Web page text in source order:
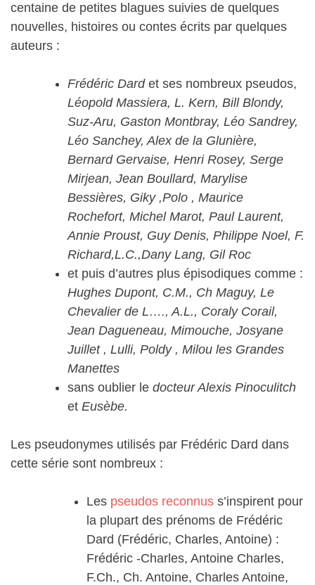
centaine de petites blagues suivies de quelques
nouvelles, histoires ou contes écrits par quelques
auteurs :
Frédéric Dard et ses nombreux pseudos,
Léopold Massiera, L. Kern, Bill Blondy,
Suz-Aru, Gaston Montbray, Léo Sandrey,
Léo Sanchey, Alex de la Glunière,
Bernard Gervaise, Henri Rosey, Serge
Mirjean, Jean Boullard, Marylise
Bessières, Giky ,Polo , Maurice
Rochefort, Michel Marot, Paul Laurent,
Annie Proust, Guy Denis, Philippe Noel, F.
Richard,L.C.,Dany Lang, Gil Roc
et puis d’autres plus épisodiques comme :
Hughes Dupont, C.M., Ch Maguy, Le
Chevalier de L…., A.L., Coraly Corail,
Jean Dagueneau, Mimouche, Josyane
Juillet , Lulli, Poldy , Milou les Grandes
Manettes
sans oublier le docteur Alexis Pinoculitch
et Eusèbe.
Les pseudonymes utilisés par Frédéric Dard dans
cette série sont nombreux :
Les pseudos reconnus s’inspirent pour
la plupart des prénoms de Frédéric
Dard (Frédéric, Charles, Antoine) :
Frédéric -Charles, Antoine Charles,
F.Ch., Ch. Antoine, Charles Antoine,